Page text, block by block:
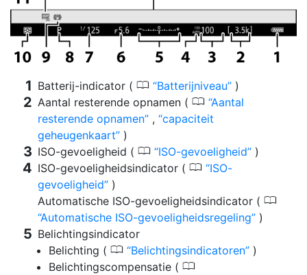
Batterij-indicator ( 0 Batterijniveau
)
Aantal resterende opnamen ( 0 Aantal
resterende opnamen , capaciteit
geheugenkaart
)
ISO-gevoeligheid ( 0 ISO-gevoeligheid
)
ISO-gevoeligheidsindicator ( 0 ISO-
gevoeligheid
)
Automatische ISO-gevoeligheidsindicator ( 0
Automatische ISO-gevoeligheidsregeling
)
Belichtingsindicator
Belichting ( 0 Belichtingsindicatoren )
Belichtingscompensatie ( 0